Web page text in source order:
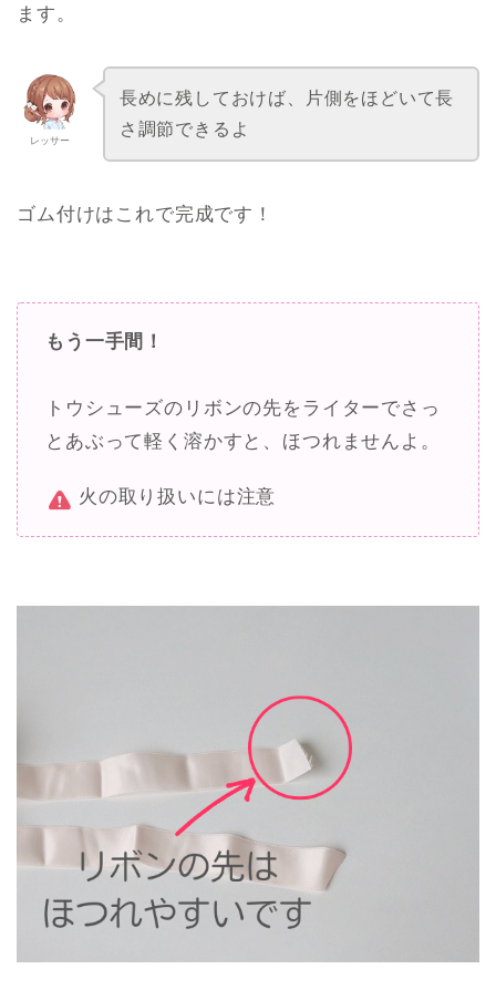
ます。
レッサー
長めに残しておけば、片側をほどいて長
さ調節できるよ
ゴム付けはこれで完成です！
もう一手間！
トウシューズのリボンの先をライターでさっ
とあぶって軽く溶かすと、ほつれませんよ。
火の取り扱いには注意